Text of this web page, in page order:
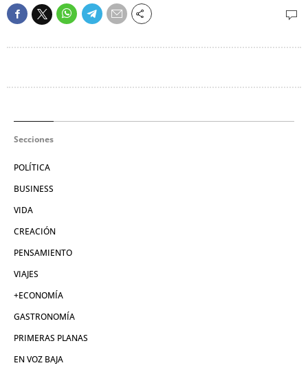
Secciones
POLÍTICA
BUSINESS
VIDA
CREACIÓN
PENSAMIENTO
VIAJES
+ECONOMÍA
GASTRONOMÍA
PRIMERAS PLANAS
EN VOZ BAJA